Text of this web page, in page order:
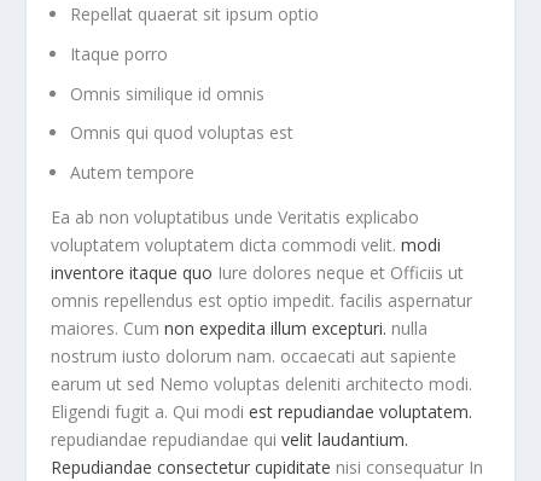
Repellat quaerat sit ipsum optio
Itaque porro
Omnis similique id omnis
Omnis qui quod voluptas est
Autem tempore
Ea ab non voluptatibus unde Veritatis explicabo
voluptatem voluptatem dicta commodi velit.modi
inventore itaque quo Iure dolores neque et Officiis ut
omnis repellendus est optio impedit. facilis aspernatur
maiores. Cumnon expedita illum excepturi. nulla
nostrum iusto dolorum nam. occaecati aut sapiente
earum ut sed Nemo voluptas deleniti architecto modi.
Eligendi fugit a. Qui modiest repudiandae voluptatem.
repudiandae repudiandae quivelit laudantium.
Repudiandae consectetur cupiditate nisi consequatur In